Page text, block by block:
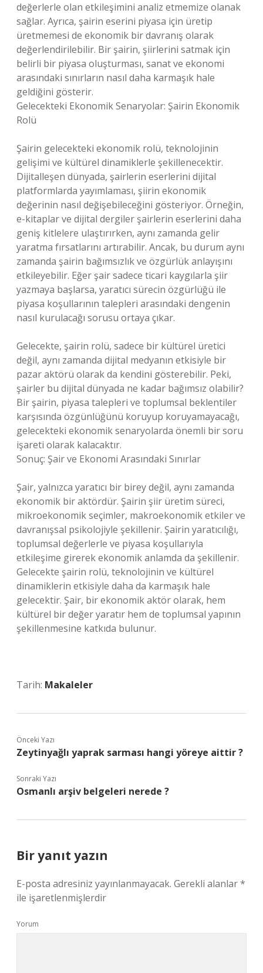
değerlerle olan etkileşimini analiz etmemize olanak
sağlar. Ayrıca, şairin eserini piyasa için üretip
üretmemesi de ekonomik bir davranış olarak
değerlendirilebilir. Bir şairin, şiirlerini satmak için
belirli bir piyasa oluşturması, sanat ve ekonomi
arasındaki sınırların nasıl daha karmaşık hale
geldiğini gösterir.
Gelecekteki Ekonomik Senaryolar: Şairin Ekonomik
Rolü
Şairin gelecekteki ekonomik rolü, teknolojinin
gelişimi ve kültürel dinamiklerle şekillenecektir.
Dijitalleşen dünyada, şairlerin eserlerini dijital
platformlarda yayımlaması, şiirin ekonomik
değerinin nasıl değişebileceğini gösteriyor. Örneğin,
e-kitaplar ve dijital dergiler şairlerin eserlerini daha
geniş kitlelere ulaştırırken, aynı zamanda gelir
yaratma fırsatlarını artırabilir. Ancak, bu durum aynı
zamanda şairin bağımsızlık ve özgürlük anlayışını
etkileyebilir. Eğer şair sadece ticari kaygılarla şiir
yazmaya başlarsa, yaratıcı sürecin özgürlüğü ile
piyasa koşullarının talepleri arasındaki dengenin
nasıl kurulacağı sorusu ortaya çıkar.
Gelecekte, şairin rolü, sadece bir kültürel üretici
değil, aynı zamanda dijital medyanın etkisiyle bir
pazar aktörü olarak da kendini gösterebilir. Peki,
şairler bu dijital dünyada ne kadar bağımsız olabilir?
Bir şairin, piyasa talepleri ve toplumsal beklentiler
karşısında özgünlüğünü koruyup koruyamayacağı,
gelecekteki ekonomik senaryolarda önemli bir soru
işareti olarak kalacaktır.
Sonuç: Şair ve Ekonomi Arasındaki Sınırlar
Şair, yalnızca yaratıcı bir birey değil, aynı zamanda
ekonomik bir aktördür. Şairin şiir üretim süreci,
mikroekonomik seçimler, makroekonomik etkiler ve
davranışsal psikolojiyle şekillenir. Şairin yaratıcılığı,
toplumsal değerlerle ve piyasa koşullarıyla
etkileşime girerek ekonomik anlamda da şekillenir.
Gelecekte şairin rolü, teknolojinin ve kültürel
dinamiklerin etkisiyle daha da karmaşık hale
gelecektir. Şair, bir ekonomik aktör olarak, hem
kültürel bir değer yaratır hem de toplumsal yapının
şekillenmesine katkıda bulunur.
Tarih: Makaleler
Önceki Yazı
Zeytinyağlı yaprak sarması hangi yöreye aittir ?
Sonraki Yazı
Osmanlı arşiv belgeleri nerede ?
Bir yanıt yazın
E-posta adresiniz yayınlanmayacak. Gerekli alanlar*
ile işaretlenmişlerdir
Yorum